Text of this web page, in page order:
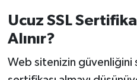
Ucuz SSL
Alınır?
Web sitenizin güvenliğini